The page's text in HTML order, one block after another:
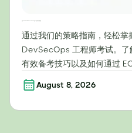
通过我们的策略指南，轻松
DevSecOps 工程师考试。了
有效备考技巧以及如何通过
August 8, 2026